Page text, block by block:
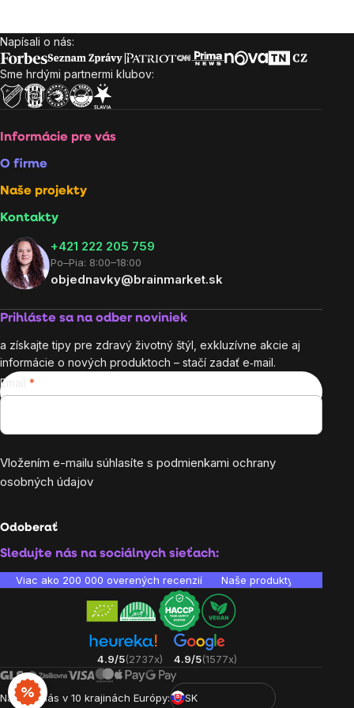
Zápätie
Napísali o nás:
Sme hrdými partnermi klubov:
Informácie pre vás
O firme
Naše projekty
Kontakty
+421 222 205 759
Po–Pia: 8:00–18:00
objednavky@brainmarket.sk
Prihláste sa na odber noviniek
a získajte tipy pre zdravý životný štýl, exkluzívne akcie aj
informácie o nových produktoch – stačí zadať e‑mail.
Email
Vložením e-mailu súhlasíte s podmienkami ochrany
osobných údajov
Odoberať
Sledujte nás na sociálnych sieťach:
Viac ako 200 000 overených recenzií Naše produkty sú
4.9/5(2737x) 4.9/5(1577x)
Nájdete nás v 10 krajinách Európy: SK